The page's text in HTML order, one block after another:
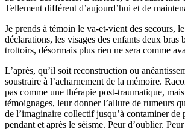
Tellement différent d’aujourd’hui et de
Je prends à témoin le va-et-vient des secours,
déclarations, les visages des enfants deux bras
trottoirs, désormais plus rien ne sera comme
L’après, qu’il soit reconstruction ou
soustraire à l’acharnement de la mémoire.
pas comme une thérapie post-traumatique,
témoignages, leur donner l’allure de rumeurs
de l’imaginaire collectif jusqu’à contaminer de
pendant et après le séisme. Peur d’oublier.